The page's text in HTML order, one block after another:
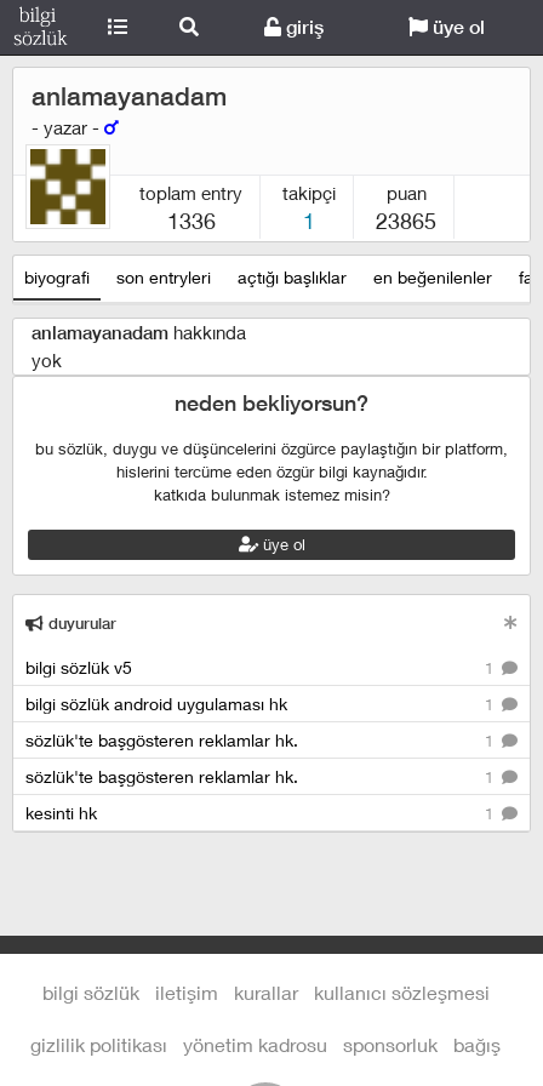
giriş üye ol
anlamayanadam
- yazar -
toplam entry
1336
takipçi
1
puan
23865
biyografi son entryleri açtığı başlıklar en beğenilenler
anlamayanadam hakkında
yok
neden bekliyorsun?
bu sözlük, duygu ve düşüncelerini özgürce paylaştığın bir platform,
hislerini tercüme eden özgür bilgi kaynağıdır.
katkıda bulunmak istemez misin?
üye ol
duyurular
1
bilgi sözlük v5
1
bilgi sözlük android uygulaması hk
1
sözlük'te başgösteren reklamlar hk.
1
sözlük'te başgösteren reklamlar hk.
1
kesinti hk
bilgi sözlük iletişim kurallar kullanıcı sözleşmesi
gizlilik politikası yönetim kadrosu sponsorluk bağış